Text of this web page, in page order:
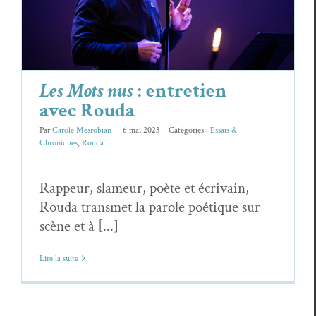
Essais & Chroniques Rouda
Les Mots nus: entretien
avec Rouda
ParCarole Mesrobian | 6 mai 2023 | Catégories : Essais &
Chroniques, Rouda
Rappeur, slameur, poète et écrivain,
Rouda transmet la parole poétique sur
scène et à [...]
Lire la suite